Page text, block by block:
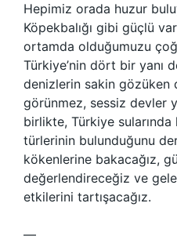
Hepimiz orada huzur
Köpekbalığı gibi güçlü
ortamda olduğumuzu
Türkiye’nin dört bir yanı
denizlerin sakin gözüken
görünmez, sessiz devler
birlikte, Türkiye sularında
türlerinin bulunduğunu
kökenlerine bakacağız,
değerlendireceğiz ve
etkilerini tartışacağız.
—